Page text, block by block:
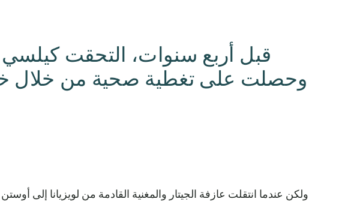
ولكن عندما انتقلت عازفة الجيتار والمغنية القادمة من لويزيانا إلى